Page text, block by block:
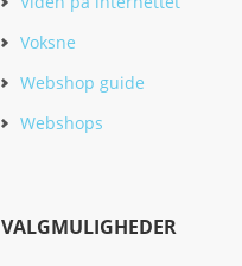
Voksne
Webshop guide
Webshops
VALGMULIGHEDER